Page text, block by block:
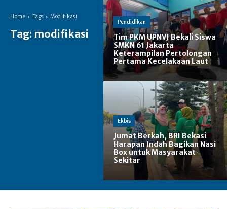
Home Tags Modifikasi
Tag: modifikasi
Pendidikan
Tim PKM UPNVJ Bekali Siswa
SMKN 61 Jakarta
Keterampilan Pertolongan
Pertama Kecelakaan Laut
Ekbis
Jumat Berkah, BRI Bekasi
Harapan Indah Bagikan Nasi
Box untuk Masyarakat
Sekitar